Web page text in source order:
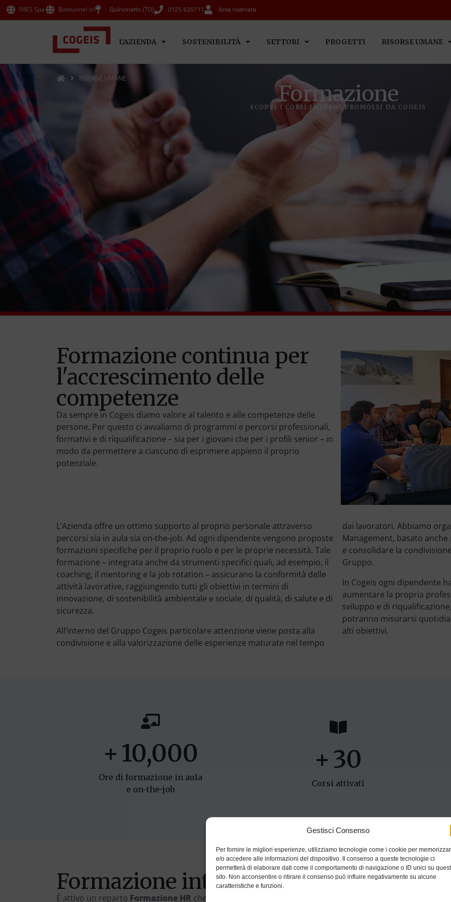
Gestisci Consenso
Per fornire le migliori esperienze, utilizziamo tecnologie come i cookie per
e/o accedere alle informazioni del dispositivo. Il consenso a queste tecnologie ci
permetterà di elaborare dati come il comportamento di navigazione o ID unici su
sito. Non acconsentire o ritirare il consenso può influire negativamente su alcune
caratteristiche e funzioni.
IVIES Spa Batitunnel srl Quincinetto (TO) 0125 635111 Area riservata
L’AZIENDA SOSTENIBILITÀ SETTORI PROGETTI RISORSE UMANE
RISORSE UMANE
Formazione
SCOPRI I CORSI INTERNI PROMOSSI DA COGEIS
Formazione continua per
l'accrescimento delle
competenze
Da sempre in Cogeis diamo valore al talento e alle competenze delle
persone. Per questo ci avvaliamo di programmi e percorsi professionali,
formativi e di riqualificazione – sia per i giovani che per i profili senior – in
modo da permettere a ciascuno di esprimere appieno il proprio
potenziale.
L’Azienda offre un ottimo supporto al proprio personale attraverso
percorsi sia in aula sia on-the-job. Ad ogni dipendente vengono proposte
formazioni specifiche per il proprio ruolo e per le proprie necessità. Tale
formazione – integrata anche da strumenti specifici quali, ad esempio, il
coaching, il mentoring e la job rotation – assicurano la conformità delle
attività lavorative, raggiungendo tutti gli obiettivi in termini di
innovazione, di sostenibilità ambientale e sociale, di qualità, di salute e di
sicurezza.
All’interno del Gruppo Cogeis particolare attenzione viene posta alla
condivisione e alla valorizzazione delle esperienze maturate nel tempo
dai lavoratori. Abbiamo
Management, basato
e consolidare la
Gruppo.
In Cogeis ogni dipendente
aumentare la propria
sviluppo e di
potranno misurarsi
alti obiettivi.
+ 10,000
Ore di formazione in aula
e on-the-job
+ 30
Corsi attivati
Formazione interna
È attivo un reparto Formazione HR che pianifica, organizza e gestisce